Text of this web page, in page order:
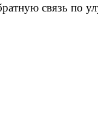
связь по